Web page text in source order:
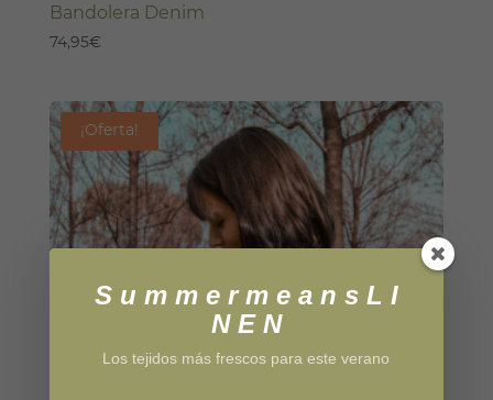
Bandolera Denim
74,95€
¡Oferta!
S u m m e r m e a n s L I
N E N
Los tejidos más frescos para este verano